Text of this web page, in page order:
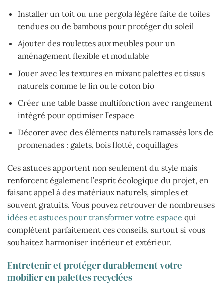
Installer un toit ou une pergola légère faite de toiles
tendues ou de bambous pour protéger du soleil
Ajouter des roulettes aux meubles pour un
aménagement flexible et modulable
Jouer avec les textures en mixant palettes et tissus
naturels comme le lin ou le coton bio
Créer une table basse multifonction avec rangement
intégré pour optimiser l’espace
Décorer avec des éléments naturels ramassés lors de
promenades : galets, bois flotté, coquillages
Ces astuces apportent non seulement du style mais
renforcent également l’esprit écologique du projet, en
faisant appel à des matériaux naturels, simples et
souvent gratuits. Vous pouvez retrouver de nombreuses
idées et astuces pour transformer votre espace qui
complètent parfaitement ces conseils, surtout si vous
souhaitez harmoniser intérieur et extérieur.
Entretenir et protéger durablement votre
mobilier en palettes recyclées